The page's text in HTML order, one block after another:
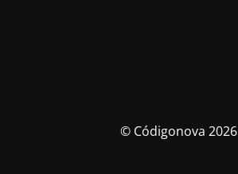
© Códigonova 2026